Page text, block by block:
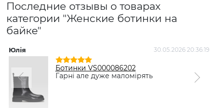
товар
1317 грн
✅ Самый дорогой
товар
5741 грн
товар
Последние отзывы о товарах
категории "Женские ботинки на
байке"
Юлія 30.05.2026 20:36:19
Ботинки VS000086202
Гарні але дуже маломірять